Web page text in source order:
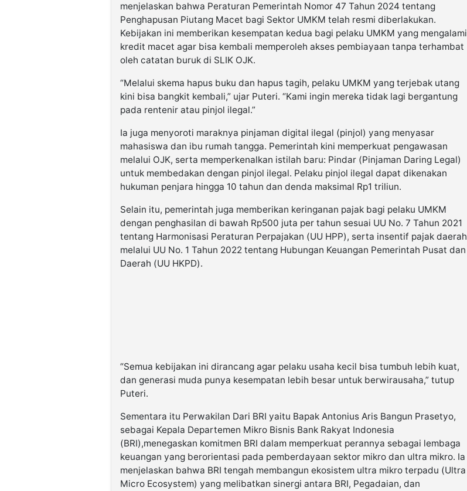
menjelaskan bahwa Peraturan Pemerintah Nomor 47 Tahun 2024 tentang
Penghapusan Piutang Macet bagi Sektor UMKM telah resmi diberlakukan.
Kebijakan ini memberikan kesempatan kedua bagi pelaku UMKM yang mengalami
kredit macet agar bisa kembali memperoleh akses pembiayaan tanpa terhambat
oleh catatan buruk di SLIK OJK.
“Melalui skema hapus buku dan hapus tagih, pelaku UMKM yang terjebak utang
kini bisa bangkit kembali,” ujar Puteri. “Kami ingin mereka tidak lagi bergantung
pada rentenir atau pinjol ilegal.”
Ia juga menyoroti maraknya pinjaman digital ilegal (pinjol) yang menyasar
mahasiswa dan ibu rumah tangga. Pemerintah kini memperkuat pengawasan
melalui OJK, serta memperkenalkan istilah baru: Pindar (Pinjaman Daring Legal)
untuk membedakan dengan pinjol ilegal. Pelaku pinjol ilegal dapat dikenakan
hukuman penjara hingga 10 tahun dan denda maksimal Rp1 triliun.
Selain itu, pemerintah juga memberikan keringanan pajak bagi pelaku UMKM
dengan penghasilan di bawah Rp500 juta per tahun sesuai UU No. 7 Tahun 2021
tentang Harmonisasi Peraturan Perpajakan (UU HPP), serta insentif pajak daerah
melalui UU No. 1 Tahun 2022 tentang Hubungan Keuangan Pemerintah Pusat dan
Daerah (UU HKPD).
“Semua kebijakan ini dirancang agar pelaku usaha kecil bisa tumbuh lebih kuat,
dan generasi muda punya kesempatan lebih besar untuk berwirausaha,” tutup
Puteri.
Sementara itu Perwakilan Dari BRI yaitu Bapak Antonius Aris Bangun Prasetyo,
sebagai Kepala Departemen Mikro Bisnis Bank Rakyat Indonesia
(BRI),menegaskan komitmen BRI dalam memperkuat perannya sebagai lembaga
keuangan yang berorientasi pada pemberdayaan sektor mikro dan ultra mikro. Ia
menjelaskan bahwa BRI tengah membangun ekosistem ultra mikro terpadu (Ultra
Micro Ecosystem) yang melibatkan sinergi antara BRI, Pegadaian, dan